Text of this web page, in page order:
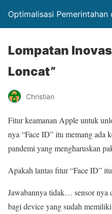
Optimalisasi Pemerintahan
Lompatan
Loncat”
Christian
Fitur keamanan Apple untuk
nya “Face ID” itu memang ada
pandemi yang mengharuskan
Apakah lantas fitur “Face ID”
Jawabannya tidak… sensor nya
bagi device yang sudah